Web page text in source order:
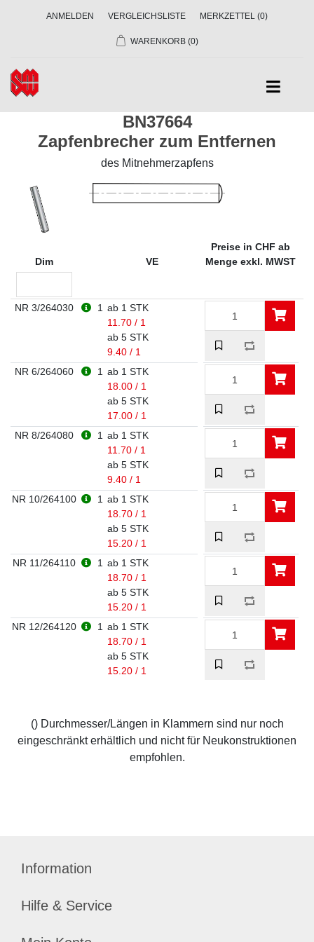
ANMELDEN VERGLEICHSLISTE MERKZETTEL (0)
WARENKORB (0)
BN37664
Zapfenbrecher zum Entfernen
des Mitnehmerzapfens
Dim VE
Preise in CHF ab
Menge exkl. MWST
NR 3/264030 1 ab 1 STK
11.70 / 1
ab 5 STK
9.40 / 1
NR 6/264060
1 ab 1 STK
18.00 / 1
ab 5 STK
17.00 / 1
NR 8/264080
1 ab 1 STK
11.70 / 1
ab 5 STK
9.40 / 1
NR 10/264100
1 ab 1 STK
18.70 / 1
ab 5 STK
15.20 / 1
NR 11/264110
1 ab 1 STK
18.70 / 1
ab 5 STK
15.20 / 1
NR 12/264120
1 ab 1 STK
18.70 / 1
ab 5 STK
15.20 / 1
() Durchmesser/Längen in Klammern sind nur noch
eingeschränkt erhältlich und nicht für Neukonstruktionen
empfohlen.
Information
Hilfe & Service